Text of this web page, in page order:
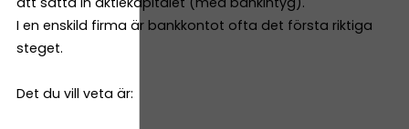
I en enskild firma är bankkontot ofta det första riktiga
steget.
Det du vill veta är: